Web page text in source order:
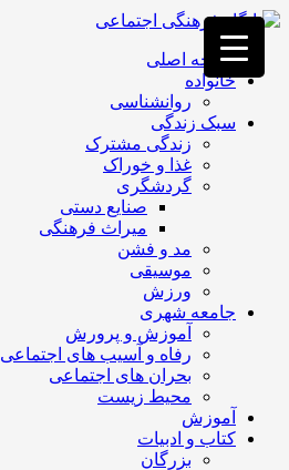
فصد
خون
غرب
تهران
خشکشویی
تصفیه
تهران
صفحه اصلی
خانواده
روانشناسی
سبک زندگی
زندگی مشترک
غذا و خوراک
گردشگری
صنایع دستی
میراث فرهنگی
مد و فشن
موسیقی
ورزش
جامعه شهری
آموزش و پرورش
رفاه و آسیب های اجتماعی
بحران های اجتماعی
محیط زیست
آموزش
کتاب و ادبیات
بزرگان